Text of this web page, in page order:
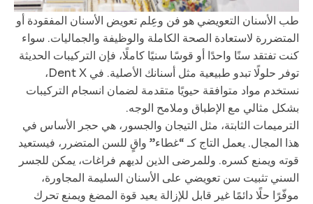
طب الأسنان التعويضي هو فن وعِلم تعويض الأسنان المفقودة أو
المتضررة لاستعادة الصحة الكاملة والوظيفة والجماليات. سواء
كنت تفتقد سنًا واحدًا أو قوسًا سنيًا كاملًا، فإن التركيبات الحديثة
توفر حلولًا تبدو طبيعية مثل أسنانك الأصلية. في Dent X،
نستخدم مواد متوافقة حيويًا متقدمة لضمان انسجام التركيبات
بشكل مثالي مع الإطباق وملامح الوجه.
الترميمات الثابتة، مثل التيجان والجسور، هي حجر الأساس في
هذا المجال. يعمل التاج كـ “غطاء” واقٍ للسن المتضرر، فيستعيد
قوته ويمنع كسره. وللمرضى الذين لديهم فراغات، يمكن للجسر
السني تثبيت سن تعويضي على الأسنان السليمة المجاورة،
موفّرًا حلًا دائمًا غير قابل للإزالة يعيد قوة المضغ ويمنع تحرك